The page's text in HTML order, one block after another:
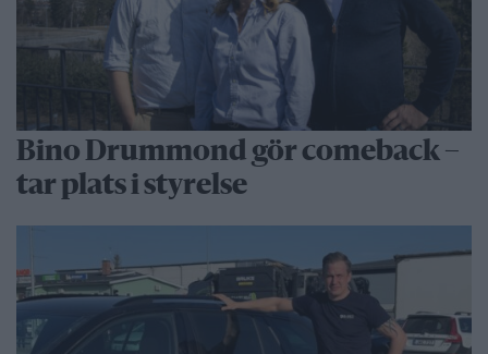
Bino Drummond gör comeback –
tar plats i styrelse